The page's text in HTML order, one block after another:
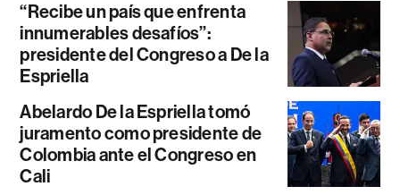
“Recibe un país que enfrenta
innumerables desafíos”:
presidente del Congreso a De la
Espriella
Abelardo De la Espriella tomó
juramento como presidente de
Colombia ante el Congreso en
Cali